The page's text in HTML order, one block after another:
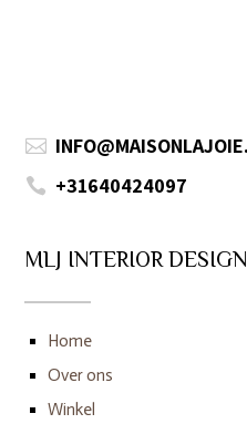

 +31640424097
MLJ INTERIOR DESIGN
Home
Over ons
Winkel